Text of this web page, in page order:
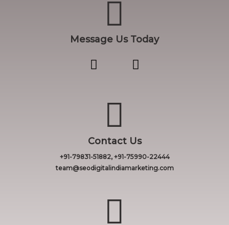
Message Us Today
Contact Us
+91-79831-51882, +91-75990-22444
team@seodigitalindiamarketing.com